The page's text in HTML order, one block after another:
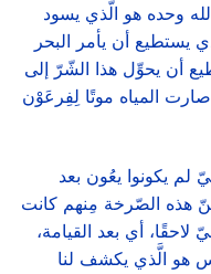
وحده هو الّذي يسود
يستطيع أن يأمر البحر
أن يحوِّل هذا الشّرّ إلى
المياه موتًا لِفِرعَوْن
لم يكونوا يعُون بعد
هذه الصّرخة مِنهم كانت
لاحقًا، أي بعد القيامة،
هو الَّذي يكشف لنا